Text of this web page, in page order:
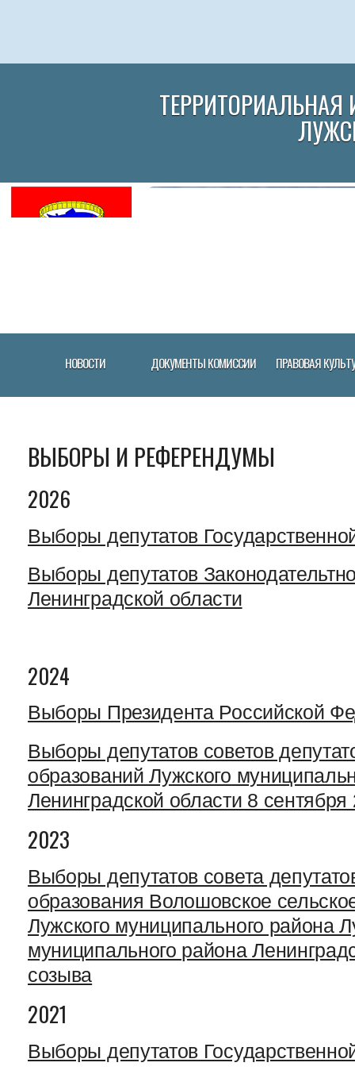
НОВОСТИ ДОКУМЕНТЫ КОМИССИИ ПРАВОВАЯ
ВЫБОРЫ И РЕФЕРЕНДУМЫ
2026
Выборы депутатов
Выборы депутатов
Ленинградской области
2024
Выборы Президента Российской
Выборы депутатов советов
образований Лужского
Ленинградской области 8 сентября
2023
Выборы депутатов совета
образования Волошовское
Лужского муниципального района
муниципального района
созыва
2021
Выборы депутатов